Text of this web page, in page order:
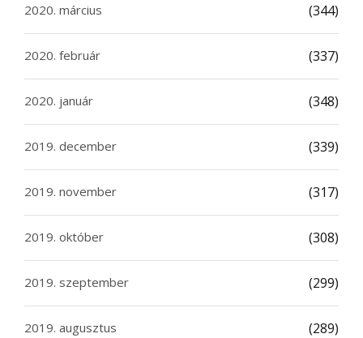
2020. március (344)
2020. február (337)
2020. január (348)
2019. december (339)
2019. november (317)
2019. október (308)
2019. szeptember (299)
2019. augusztus (289)